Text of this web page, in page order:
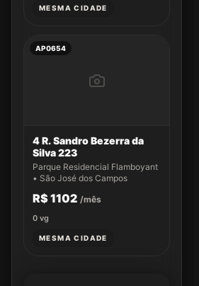
MESMA CIDADE
AP0654
4 R. Sandro Bezerra da
Silva 223
Parque Residencial Flamboyant
• São José dos Campos
R$ 1102 /mês
0 vg
MESMA CIDADE